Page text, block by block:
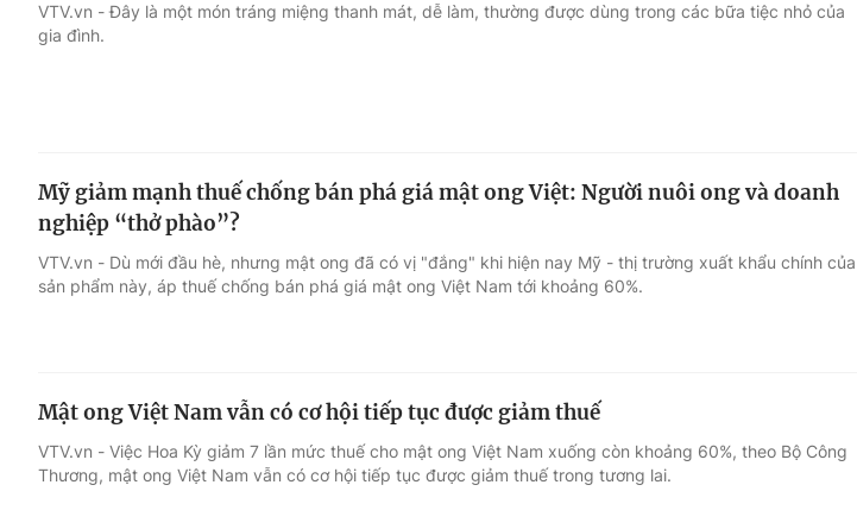
VTV.vn - Đây là một món tráng miệng thanh mát, dễ làm, thường được dùng trong các bữa tiệc nhỏ của
gia đình.
Mỹ giảm mạnh thuế chống bán phá giá mật ong Việt: Người nuôi ong và doanh
nghiệp “thở phào”?
VTV.vn - Dù mới đầu hè, nhưng mật ong đã có vị "đắng" khi hiện nay Mỹ - thị trường xuất khẩu chính của
sản phẩm này, áp thuế chống bán phá giá mật ong Việt Nam tới khoảng 60%.
Mật ong Việt Nam vẫn có cơ hội tiếp tục được giảm thuế
VTV.vn - Việc Hoa Kỳ giảm 7 lần mức thuế cho mật ong Việt Nam xuống còn khoảng 60%, theo Bộ Công
Thương, mật ong Việt Nam vẫn có cơ hội tiếp tục được giảm thuế trong tương lai.